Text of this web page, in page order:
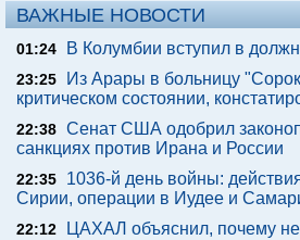
ВАЖНЫЕ НОВОСТИ
01:24 В Колумбии вступил в
23:25
Из Арары в больницу
критическом состоянии,
22:38 Сенат США одобрил
санкциях против Ирана и России
22:35
1036-й день войны:
Сирии, операции в Иудее и
22:12
ЦАХАЛ объяснил, почему